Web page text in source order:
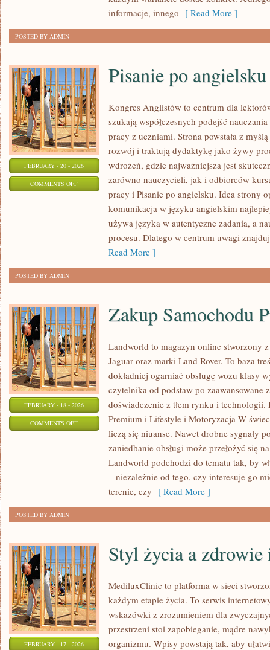
POLECAJKI
informacje, innego [ Read More ]
POSTED BY ADMIN
FEBRUARY - 20 - 2026
COMMENTS OFFON
ANGIELSKU
Pisanie po angielsku
Kongres Anglistów to centrum dla
szukają współczesnych podejść
pracy z uczniami. Strona powstała z
rozwój i traktują dydaktykę jako żywy
wdrożeń, gdzie najważniejsza jest
zarówno nauczycieli, jak i odbiorców
pracy i Pisanie po angielsku. Idea strony
komunikacja w języku angielskim
używa języka w autentyczne zadania, a
procesu. Dlatego w centrum uwagi
Read More ]
POSTED BY ADMIN
FEBRUARY - 18 - 2026
COMMENTS OFFON
SAMOCHODU
Zakup Samochodu
Landworld to magazyn online stworzony
Jaguar oraz marki Land Rover. To baza
dokładniej ogarniać obsługę wozu klasy
czytelnika od podstaw po zaawansowane
doświadczenie z tłem rynku i technologii.
Premium i Lifestyle i Motoryzacja W
liczą się niuanse. Nawet drobne sygnały
zaniedbanie obsługi może przełożyć się
Landworld podchodzi do tematu tak, by
– niezależnie od tego, czy interesuje go
terenie, czy [ Read More ]
POSTED BY ADMIN
FEBRUARY - 17 - 2026
Styl życia a
MediluxClinic to platforma w sieci
każdym etapie życia. To serwis
wskazówki z zrozumieniem dla
przestrzeni stoi zapobieganie, mądre
organizmu. Wpisy powstają tak, aby